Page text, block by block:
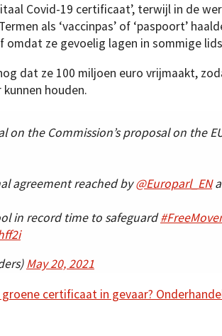
Covid-19 certificaat’, terwijl in de
als ‘vaccinpas’ of ‘paspoort’
omdat ze gevoelig lagen in sommige
dat ze 100 miljoen euro vrijmaakt,
houden.
on the Commission’s proposal on the
agreement reached by@Europarl_EN
in record time to safeguard
May 20, 2021
certificaat in gevaar?